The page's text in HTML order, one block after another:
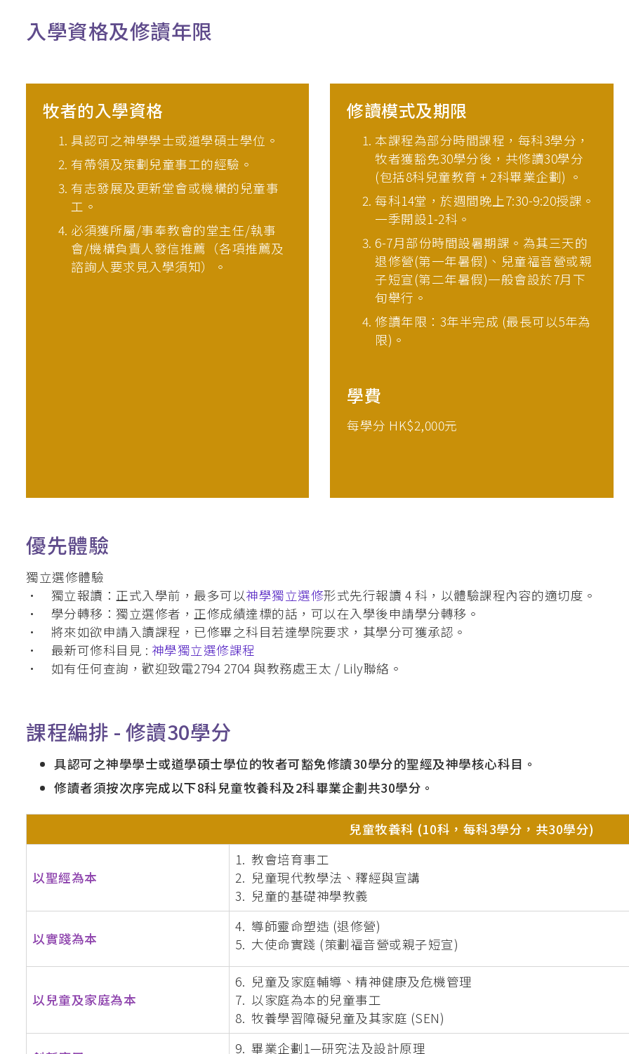
入學資格及修讀年限
牧者的入學資格
具認可之神學學士或道學碩士學位。
有帶領及策劃兒童事工的經驗。
有志發展及更新堂會或機構的兒童事
工。
必須獲所屬/事奉教會的堂主任/執事
會/機構負責人發信推薦（各項推薦及
諮詢人要求見入學須知）。
修讀模式及期限
本課程為部分時間課程，每科3學分，
牧者獲豁免30學分後，共修讀30學分
(包括8科兒童教育 + 2科畢業企劃) 。
每科14堂，於週間晚上7:30-9:20授課。
一季開設1-2科。
6-7月部份時間設暑期課。為其三天的
退修營(第一年暑假)、兒童福音營或親
子短宣(第二年暑假)一般會設於7月下
旬舉行。
修讀年限：3年半完成 (最長可以5年為
限)。
學費
每學分 HK$2,000元
優先體驗
獨立選修體驗
• 獨立報讀：正式入學前，最多可以神學獨立選修形式先行報讀 4 科，以體驗課程內容的適切度。
• 學分轉移：獨立選修者，正修成績達標的話，可以在入學後申請學分轉移。
• 將來如欲申請入讀課程，已修畢之科目若達學院要求，其學分可獲承認。
• 最新可修科目見 : 神學獨立選修課程
• 如有任何查詢，歡迎致電2794 2704 與教務處王太 / Lily聯絡。
課程編排 -修讀30學分
具認可之神學學士或道學碩士學位的牧者可豁免修讀30學分的聖經及神學核心科目。
修讀者須按次序完成以下8科兒童牧養科及2科畢業企劃共30學分。
兒童牧養科 (10科，每科3學分，共30學分)
以聖經為本
1. 教會培育事工
2. 兒童現代教學法、釋經與宣講
3. 兒童的基礎神學教義
以實踐為本
4. 導師靈命塑造 (退修營)
5. 大使命實踐 (策劃福音營或親子短宣)
以兒童及家庭為本
6. 兒童及家庭輔導、精神健康及危機管理
7. 以家庭為本的兒童事工
8. 牧養學習障礙兒童及其家庭 (SEN)
9. 畢業企劃1—研究法及設計原理